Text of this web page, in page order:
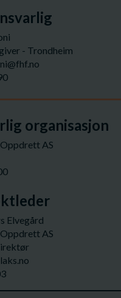
- Trondheim
organisasjon
AS
Elvegård
AS